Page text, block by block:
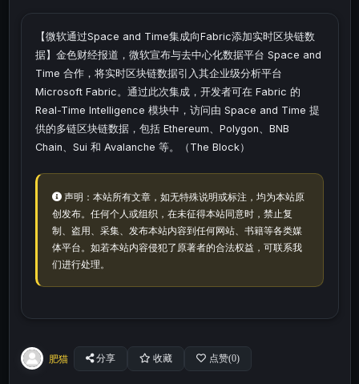
【微软通过Space and Time集成向Fabric添加实时区块链数
据】金色财经报道，微软宣布与去中心化数据平台 Space and
Time 合作，将实时区块链数据引入其企业级分析平台
Microsoft Fabric。通过此次集成，开发者可在 Fabric 的
Real-Time Intelligence 模块中，访问由 Space and Time 提
供的多链区块链数据，包括 Ethereum、Polygon、BNB
Chain、Sui 和 Avalanche 等。（The Block）
声明：本站所有文章，如无特殊说明或标注，均为本站原
创发布。任何个人或组织，在未征得本站同意时，禁止复
制、盗用、采集、发布本站内容到任何网站、书籍等各类媒
体平台。如若本站内容侵犯了原著者的合法权益，可联系我
们进行处理。
肥猫 分享 收藏 点赞(0)